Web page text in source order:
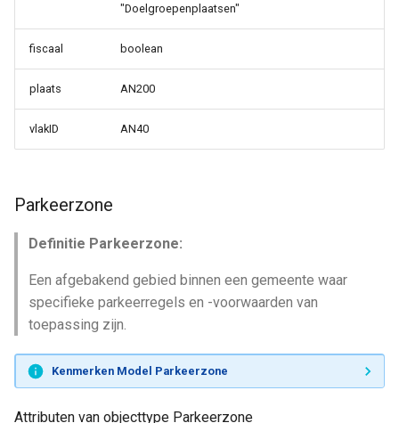
"Doelgroepenplaatsen"
fiscaal boolean
plaats AN200
vlakID AN40
Parkeerzone
Definitie Parkeerzone:
Een afgebakend gebied binnen een gemeente waar
specifieke parkeerregels en -voorwaarden van
toepassing zijn.
Kenmerken Model Parkeerzone
Attributen van objecttype Parkeerzone